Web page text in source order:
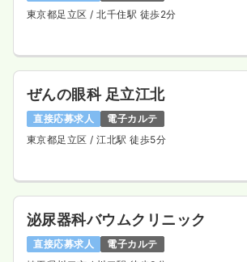
東京都足立区 / 北千住駅 徒歩2分
ぜんの眼科 足立江北
直接応募求人
電子カルテ
東京都足立区 / 江北駅 徒歩5分
泌尿器科バウムクリニック
直接応募求人
電子カルテ